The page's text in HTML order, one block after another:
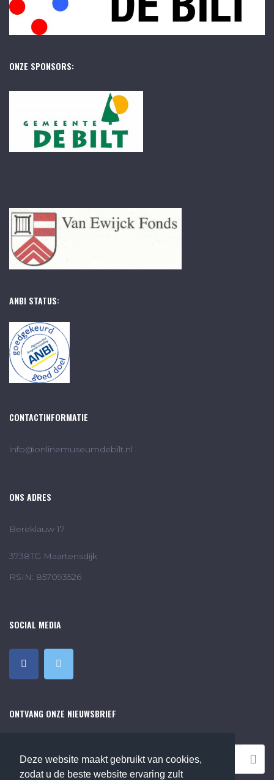
Deze website maakt gebruikt van cookies,
zodat u de beste website ervaring zult
ONZE SPONSORS:
ANBI STATUS:
CONTACTINFORMATIE
info@onlinemuseumdebilt.nl
ONS ADRES
Bereklauw 17
3738TG Maartensdijk
RSIN: 857093526
SOCIAL MEDIA
ONTVANG ONZE NIEUWSBRIEF